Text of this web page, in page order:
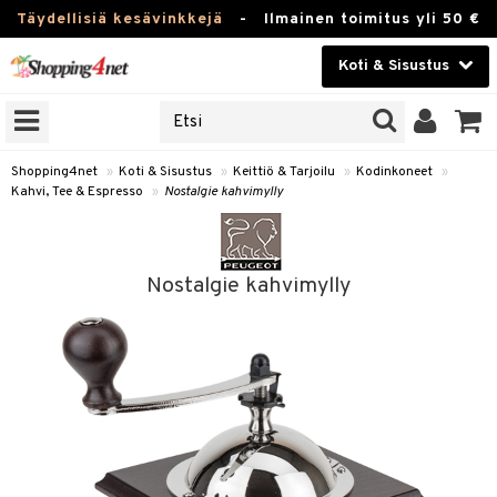
Täydellisiä kesävinkkejä - Ilmainen toimitus yli 50 €
Koti & Sisustus
Kauneudenhoito
Piilolinssit
Koti & Sisustus
Lelut, Lapsi & Vauva
Kampanjat
Shopping4net » Koti & Sisustus » Keittiö & Tarjoilu » Kodinkoneet »
Kahvi, Tee & Espresso
» Nostalgie kahvimylly
Nostalgie kahvimylly
Tee & Espresso